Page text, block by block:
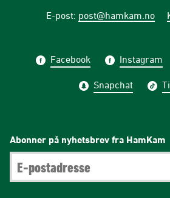
E-post: post@hamkam.no
Facebook Instagram
Snapchat
Abonner på nyhetsbrev fra HamKam